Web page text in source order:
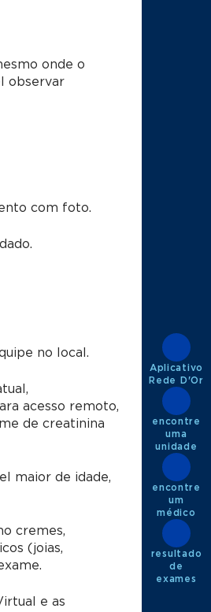
onde o
observar
com foto.
no local.
acesso remoto,
de creatinina
maior de idade,
cremes,
(joias,
e as
Aplicativo
Rede D'Or
encontre
uma
unidade
encontre
um
médico
resultado
de
exames